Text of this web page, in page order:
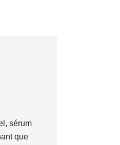
sérum
que